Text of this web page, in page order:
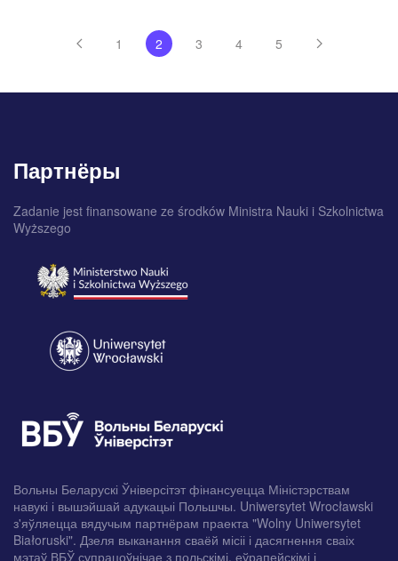
1 2 3 4 5
Партнёры
Zadanie jest finansowane ze środków Ministra Nauki i Szkolnictwa
Wyższego
Вольны Беларускі Ўніверсітэт фінансуецца Міністэрствам
навукі і вышэйшай адукацыі Польшчы. Uniwersytet Wrocławski
з'яўляецца вядучым партнёрам праекта "Wolny Uniwersytet
Białoruski". Дзеля выканання сваёй місіі і дасягнення сваіх
мэтаў ВБЎ супрацоўнічае з польскімі, еўрапейскімі і